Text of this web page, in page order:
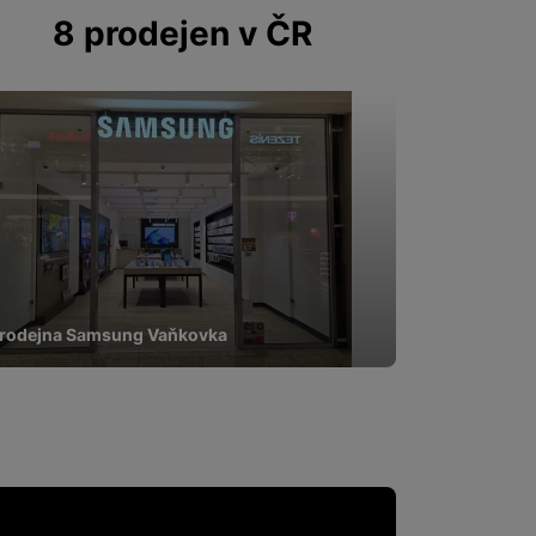
souhrnně a
nebo reklamy jak
8 prodejen v ČR
Samsung Vaňkovka